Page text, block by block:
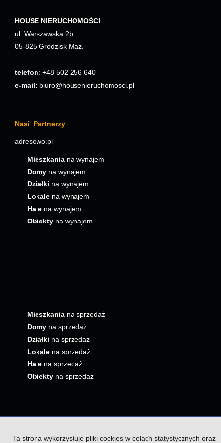
HOUSE NIERUCHOMOŚCI
ul. Warszawska 2b
05-825 Grodzisk Maz.
telefon: +48 502 256 640
e-mail: biuro@housenieruchomosci.pl
Nasi Partnerzy
adresowo.pl
Mieszkania na wynajem
Domy na wynajem
Działki na wynajem
Lokale na wynajem
Hale na wynajem
Obiekty na wynajem
Mieszkania na sprzedaż
Domy na sprzedaż
Działki na sprzedaż
Lokale na sprzedaż
Hale na sprzedaż
Obiekty na sprzedaż
Ta strona wykorzystuje pliki cookies w celach statystycznych oraz